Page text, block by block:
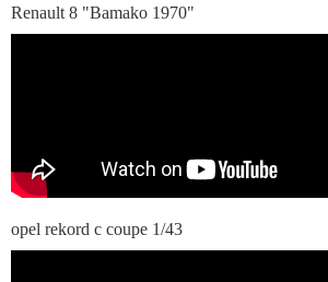
Renault 8 "Bamako 1970"
opel rekord c coupe 1/43